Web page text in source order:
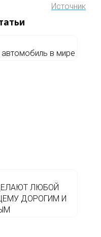
Источник
в мире
ЛЮБОЙ
ДОРОГИМ И